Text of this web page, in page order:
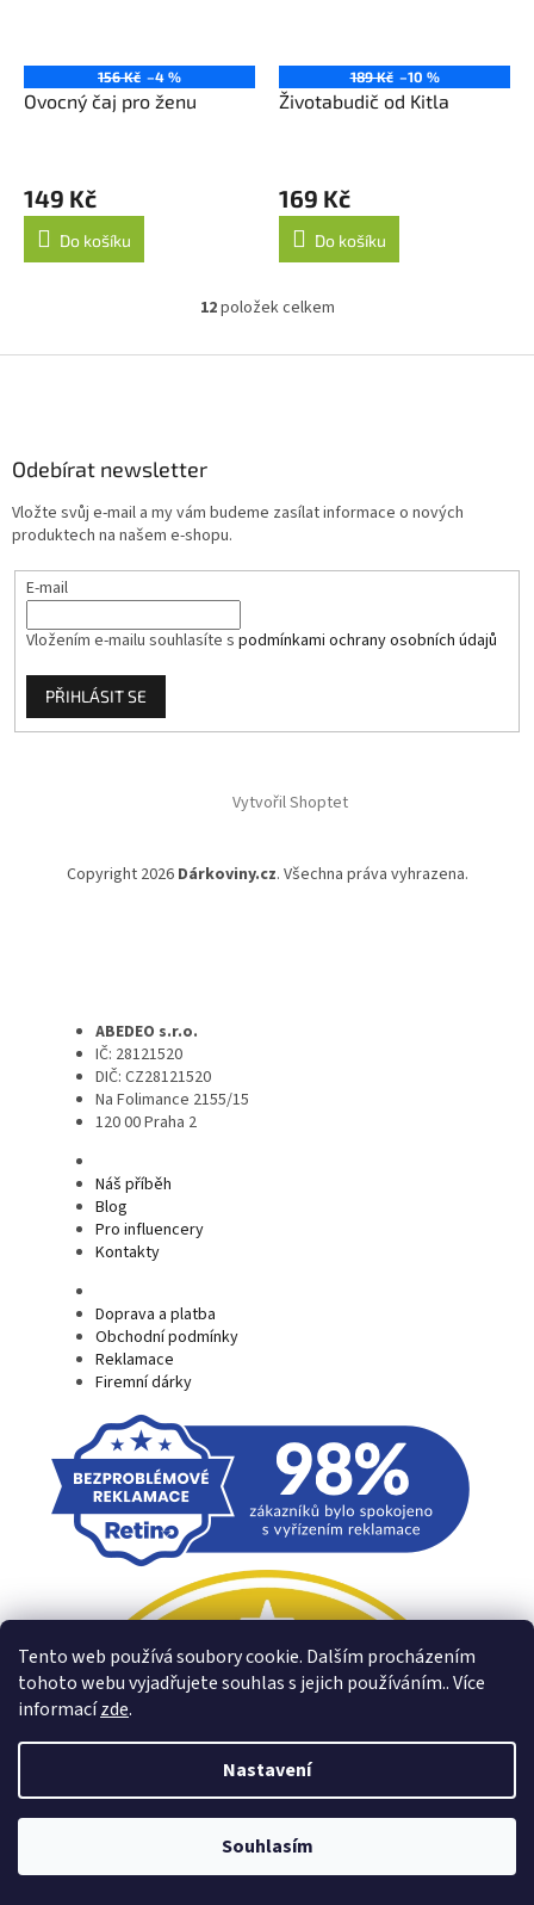
Tento web používá soubory cookie. Dalším procházením
tohoto webu vyjadřujete souhlas s jejich používáním.. Více
informacízde.
Nastavení
Souhlasím
156 Kč –4 %
Ovocný čaj pro ženu
149 Kč
Do košíku
189 Kč –10 %
Životabudič od Kitla
169 Kč
Do košíku
O
l
r
k
ý
u
12položek celkem
Odebírat newsletter
Vložte svůj e-mail a my vám budeme zasílat informace o nových
produktech na našem e-shopu.
E-mail
Vložením e-mailu souhlasíte s podmínkami ochrany osobních údajů
PŘIHLÁSIT SE
Vytvořil Shoptet
Copyright 2026 Dárkoviny.cz. Všechna práva vyhrazena.
ABEDEO s.r.o.
IČ: 28121520
DIČ: CZ28121520
Na Folimance 2155/15
120 00 Praha 2
Náš příběh
Blog
Pro influencery
Kontakty
Doprava a platba
Obchodní podmínky
Reklamace
Firemní dárky